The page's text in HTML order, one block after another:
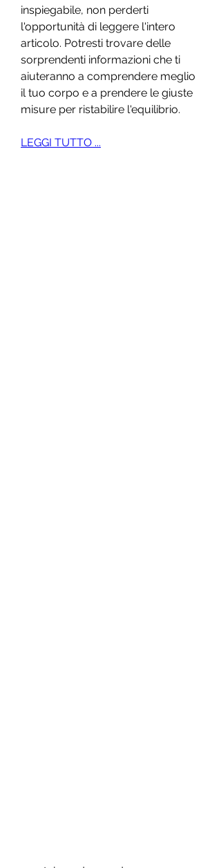
inspiegabile, non perderti
l'opportunità di leggere l'intero
articolo. Potresti trovare delle
sorprendenti informazioni che ti
aiuteranno a comprendere meglio
il tuo corpo e a prendere le giuste
misure per ristabilire l'equilibrio.
LEGGI TUTTO ...